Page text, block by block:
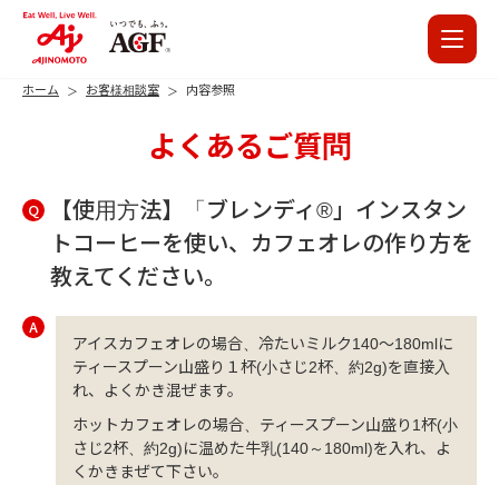
ホーム お客様相談室 内容参照
よくあるご質問
Q
【使用方法】「ブレンディ®」インスタン
トコーヒーを使い、カフェオレの作り方を
教えてください。
A
アイスカフェオレの場合、冷たいミルク140～180mlに
ティースプーン山盛り１杯(小さじ2杯、約2g)を直接入
れ、よくかき混ぜます。
ホットカフェオレの場合、ティースプーン山盛り1杯(小
さじ2杯、約2g)に温めた牛乳(140～180ml)を入れ、よ
くかきまぜて下さい。